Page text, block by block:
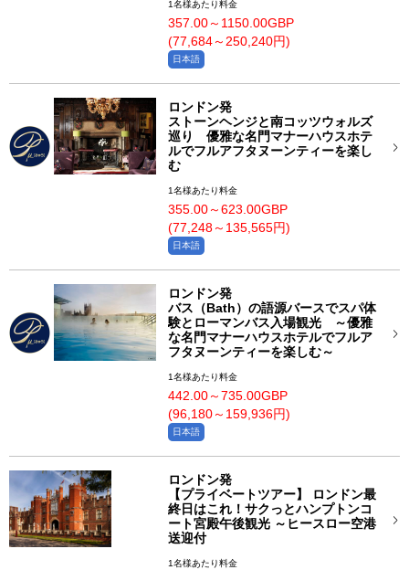
1名様あたり料金
357.00～1150.00GBP
(77,684～250,240円)
日本語
ロンドン発
ストーンヘンジと南コッツウォルズ
巡り 優雅な名門マナーハウスホテ
ルでフルアフタヌーンティーを楽し
む
1名様あたり料金
355.00～623.00GBP
(77,248～135,565円)
日本語
ロンドン発
バス（Bath）の語源バースでスパ体
験とローマンバス入場観光 ～優雅
な名門マナーハウスホテルでフルア
フタヌーンティーを楽しむ～
1名様あたり料金
442.00～735.00GBP
(96,180～159,936円)
日本語
ロンドン発
【プライベートツアー】 ロンドン最
終日はこれ！サクっとハンプトンコ
ート宮殿午後観光 ～ヒースロー空港
送迎付
1名様あたり料金